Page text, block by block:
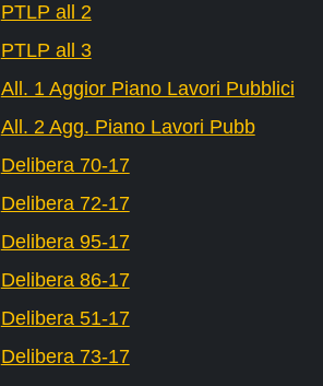
PTLP all 2
PTLP all 3
All. 1 Aggior Piano Lavori Pubblici
All. 2 Agg. Piano Lavori Pubb
Delibera 70-17
Delibera 72-17
Delibera 95-17
Delibera 86-17
Delibera 51-17
Delibera 73-17